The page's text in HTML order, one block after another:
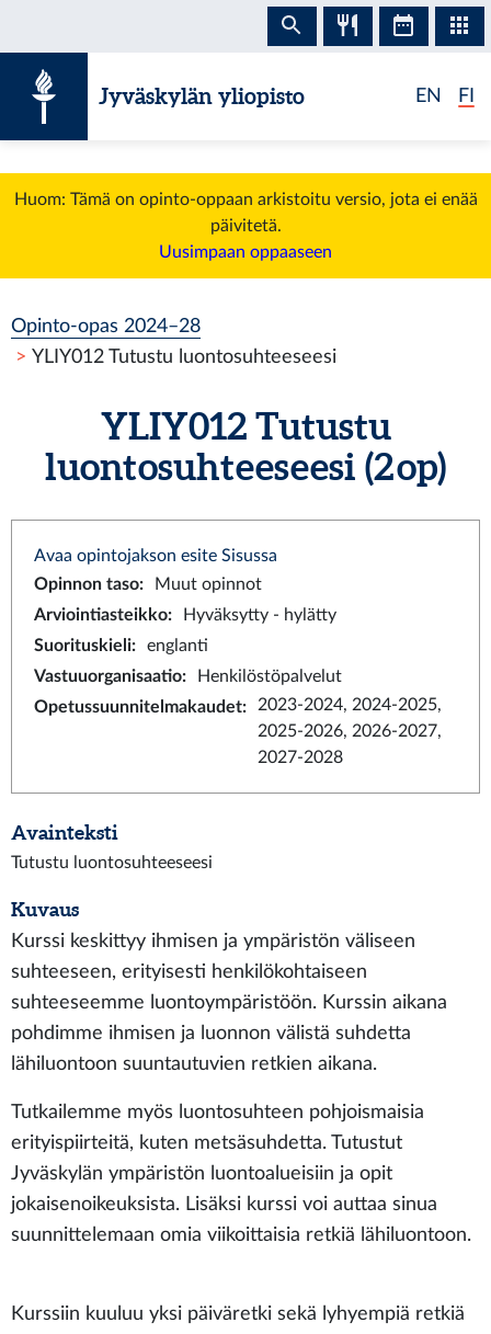
Jyväskylän yliopisto EN FI
Huom: Tämä on opinto-oppaan arkistoitu versio, jota ei enää
päivitetä.
Uusimpaan oppaaseen
Opinto-opas 2024–28
YLIY012 Tutustu luontosuhteeseesi
YLIY012 Tutustu
luontosuhteeseesi (2 op)
Avaa opintojakson esite Sisussa
Opinnon taso:
Muut opinnot
Arviointiasteikko:
Hyväksytty - hylätty
Suorituskieli:
englanti
Vastuuorganisaatio:
Henkilöstöpalvelut
Opetussuunnitelmakaudet:
2023-2024, 2024-2025,
2025-2026, 2026-2027,
2027-2028
Avainteksti
Tutustu luontosuhteeseesi
Kuvaus
Kurssi keskittyy ihmisen ja ympäristön väliseen
suhteeseen, erityisesti henkilökohtaiseen
suhteeseemme luontoympäristöön. Kurssin aikana
pohdimme ihmisen ja luonnon välistä suhdetta
lähiluontoon suuntautuvien retkien aikana.
Tutkailemme myös luontosuhteen pohjoismaisia
erityispiirteitä, kuten metsäsuhdetta. Tutustut
Jyväskylän ympäristön luontoalueisiin ja opit
jokaisenoikeuksista. Lisäksi kurssi voi auttaa sinua
suunnittelemaan omia viikoittaisia retkiä lähiluontoon.
Kurssiin kuuluu yksi päiväretki sekä lyhyempiä retkiä